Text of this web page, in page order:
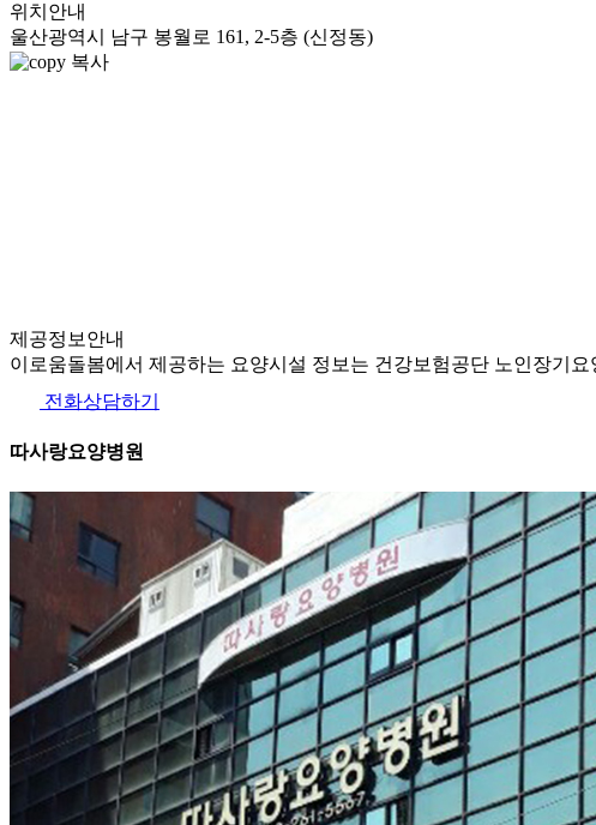
위치안내
울산광역시 남구 봉월로 161, 2-5층 (신정동)
복사
제공정보안내
이로움돌봄에서 제공하는 요양시설 정보는 건강보험공단 노인장기
전화상담하기
따사랑요양병원